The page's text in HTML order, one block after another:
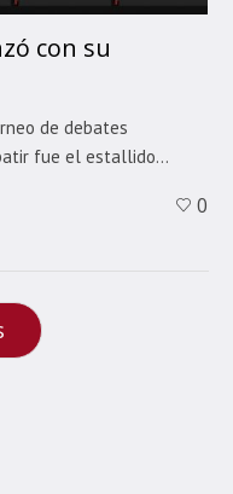
con su
de debates
fue el estallido...
0